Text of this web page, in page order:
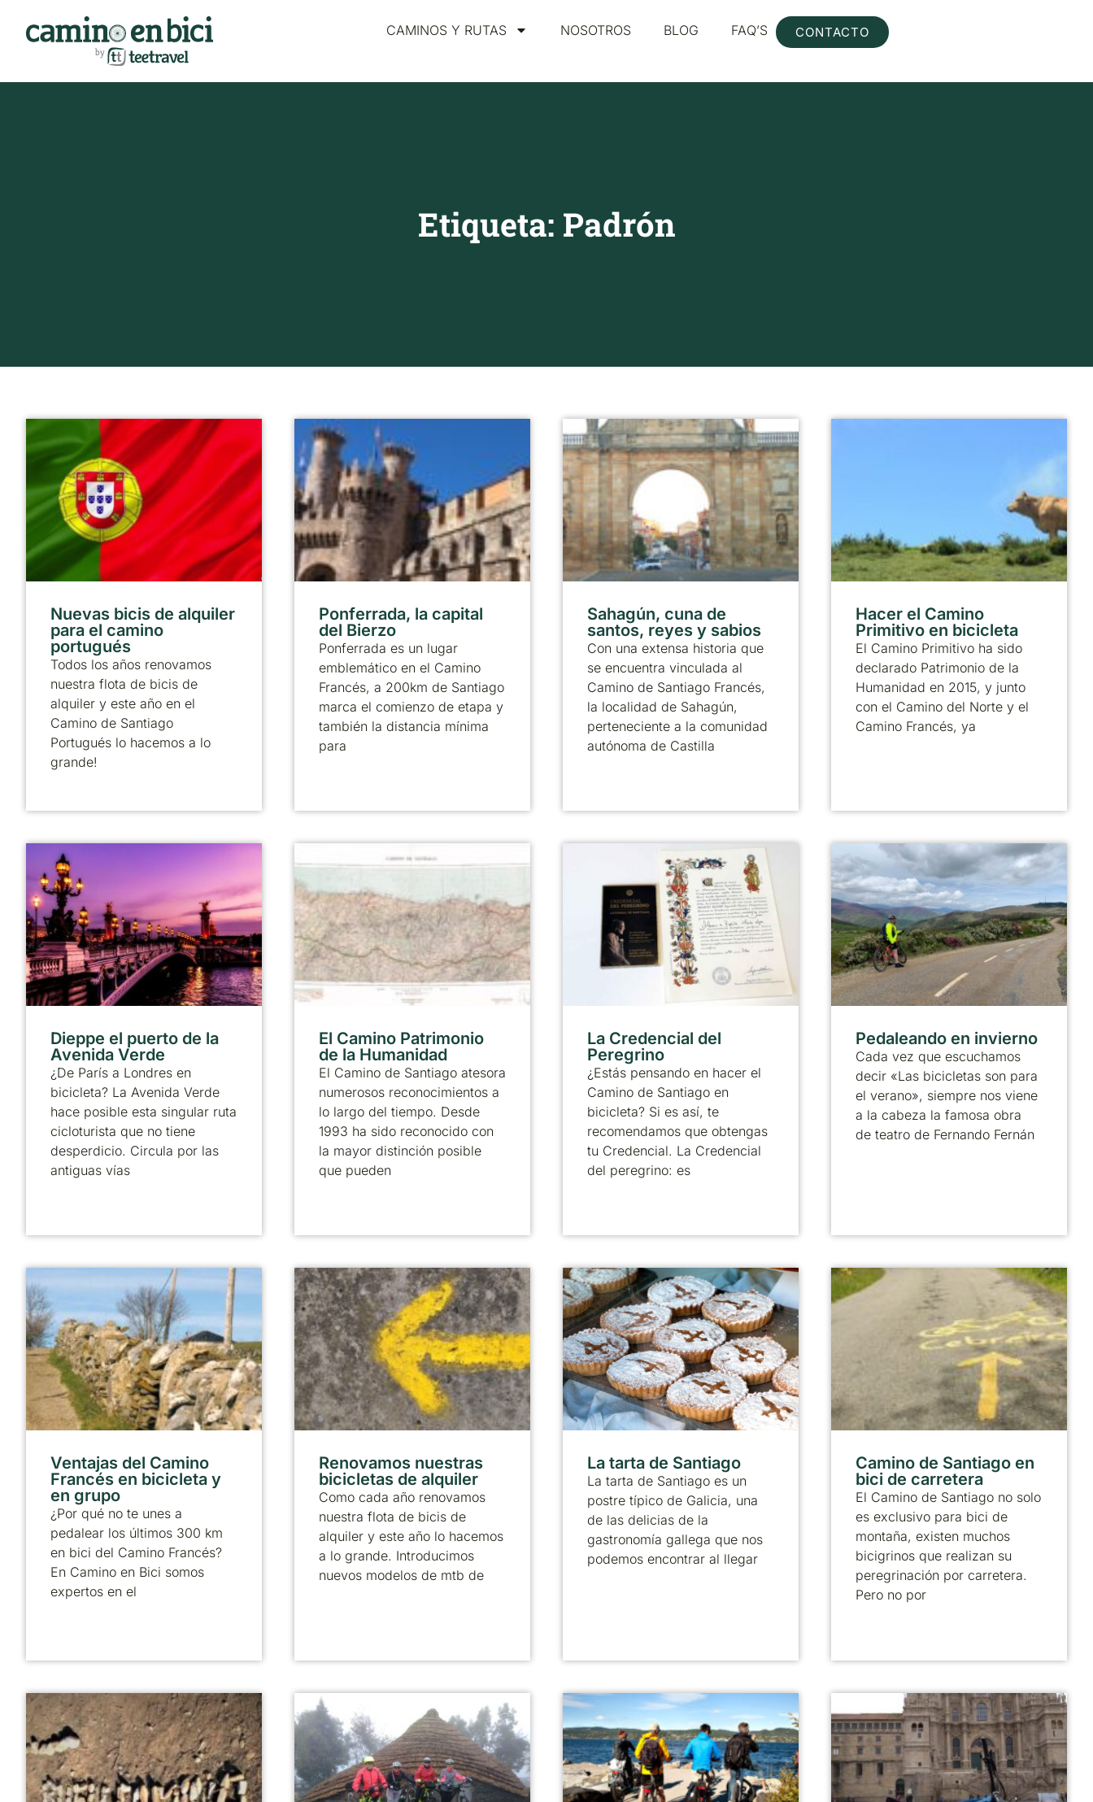
CAMINOS Y RUTAS NOSOTROS BLOG FAQ’S CONTACTO
Etiqueta: Padrón
Nuevas bicis de alquiler
para el camino
portugués
Todos los años renovamos
nuestra flota de bicis de
alquiler y este año en el
Camino de Santiago
Portugués lo hacemos a lo
grande!
Ponferrada, la capital
del Bierzo
Ponferrada es un lugar
emblemático en el Camino
Francés, a 200km de Santiago
marca el comienzo de etapa y
también la distancia mínima
para
Sahagún, cuna de
santos, reyes y sabios
Con una extensa historia que
se encuentra vinculada al
Camino de Santiago Francés,
la localidad de Sahagún,
perteneciente a la comunidad
autónoma de Castilla
Hacer el Camino
Primitivo en bicicleta
El Camino Primitivo ha sido
declarado Patrimonio de la
Humanidad en 2015, y junto
con el Camino del Norte y el
Camino Francés, ya
Dieppe el puerto de la
Avenida Verde
¿De París a Londres en
bicicleta? La Avenida Verde
hace posible esta singular ruta
cicloturista que no tiene
desperdicio. Circula por las
antiguas vías
El Camino Patrimonio
de la Humanidad
El Camino de Santiago atesora
numerosos reconocimientos a
lo largo del tiempo. Desde
1993 ha sido reconocido con
la mayor distinción posible
que pueden
La Credencial del
Peregrino
¿Estás pensando en hacer el
Camino de Santiago en
bicicleta? Si es así, te
recomendamos que obtengas
tu Credencial. La Credencial
del peregrino: es
Pedaleando en invierno
Cada vez que escuchamos
decir «Las bicicletas son para
el verano», siempre nos viene
a la cabeza la famosa obra
de teatro de Fernando Fernán
Ventajas del Camino
Francés en bicicleta y
en grupo
¿Por qué no te unes a
pedalear los últimos 300 km
en bici del Camino Francés?
En Camino en Bici somos
expertos en el
Renovamos nuestras
bicicletas de alquiler
Como cada año renovamos
nuestra flota de bicis de
alquiler y este año lo hacemos
a lo grande. Introducimos
nuevos modelos de mtb de
La tarta de Santiago
La tarta de Santiago es un
postre típico de Galicia, una
de las delicias de la
gastronomía gallega que nos
podemos encontrar al llegar
Camino de Santiago en
bici de carretera
El Camino de Santiago no solo
es exclusivo para bici de
montaña, existen muchos
bicigrinos que realizan su
peregrinación por carretera.
Pero no por